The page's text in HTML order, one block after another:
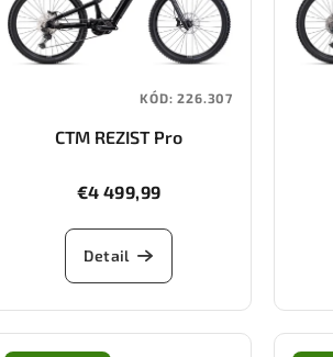
CTM REZIST Pro
€4 499,99
Detail
KÓD:226.307